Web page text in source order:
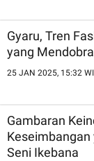
Gyaru, Tren
yang
25 JAN 2025, 15:32
Gambaran
Keseimbangan
Seni Ikebana